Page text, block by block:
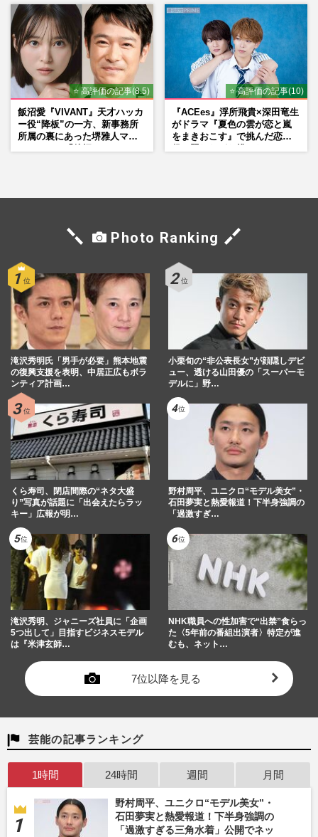
⭐ 高評価の記事(8.5)
飯沼愛『VIVANT』天才ハッカ
ー役“降板”の一方、新事務所
所属の裏にあった堺雅人マネ
⭐ 高評価の記事(10)
『ACEes』浮所飛貴×深田竜生
がドラマ『夏色の雲が恋と嵐
をまきおこす』で挑んだ恋人
Photo Ranking
滝沢秀明氏「男手が必要」熊本地震
の復興支援を表明、中居正広もボラ
ンティア計画…
小栗旬の“非公表長女”が顔隠しデビ
ュー、透ける山田優の「スーパーモ
デルに」野…
くら寿司、閉店間際の“ネタ大盛
り”写真が話題に「出会えたらラッ
キー」広報が明…
野村周平、ユニクロ“モデル美女”・
石田夢実と熱愛報道！下半身強調の
「過激すぎ…
滝沢秀明、ジャニーズ社員に「企画
5つ出して」目指すビジネスモデル
は『米津玄師…
NHK職員への性加害で“出禁”食らっ
た〈5年前の番組出演者〉特定が進
むも、ネット…
7位以降を見る
芸能の記事ランキング
1時間 24時間 週間 月間
野村周平、ユニクロ“モデル美女”・
石田夢実と熱愛報道！下半身強調の
「過激すぎる三角水着」公開でネッ